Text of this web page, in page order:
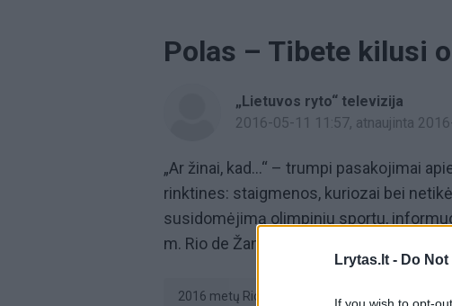
Lrytas.lt - Do
Polas – Tibete kilusi
„Lietuvos ryto“ televizija
2016-05-11 11:57, atnaujinta
„Ar žinai, kad...“ – trumpi pasakojimai
rinktines: staigmenos, kuriozai bei
susidomėjimą olimpiniu sportu,
m. Rio de Žaneiro žaidynėse.
2016 metų Rio de Žaneiro olimpiada